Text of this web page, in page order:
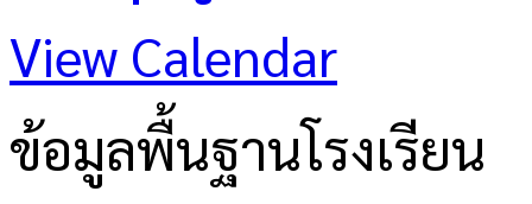
View Calendar
ข้อมูลพื้นฐานโรงเรียน